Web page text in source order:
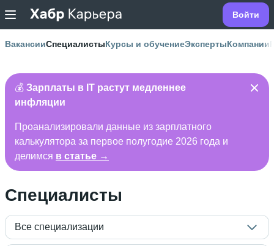
Войти
ВакансииСпециалистыКурсы и обучениеЭкспертыКомпании
💰 Зарплаты в IT растут медленнее
инфляции
Проанализировали данные из зарплатного
калькулятора за первое полугодие 2026 года и
делимся в статье →
Специалисты
Все специализации